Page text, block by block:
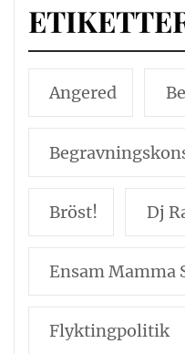
Angered
Bröst! Dj
Ensam Mamma
Flyktingpolitik